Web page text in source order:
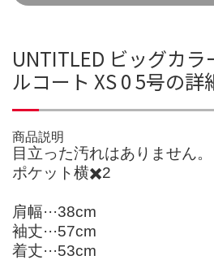
UNTITLED ビッグカ
ルコート XS 0 5号の詳
商品説明
目立った汚れはありません。
ポケット横✖️2
肩幅···38cm
袖丈···57cm
着丈···53cm